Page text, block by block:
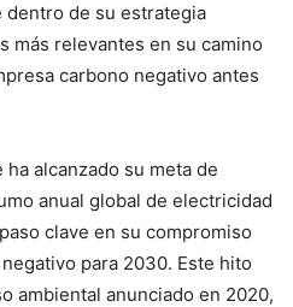
dentro de su estrategia
más relevantes en su camino
carbono negativo antes
alcanzado su meta de
anual global de electricidad
clave en su compromiso
para 2030. Este hito
ambiental anunciado en 2020,